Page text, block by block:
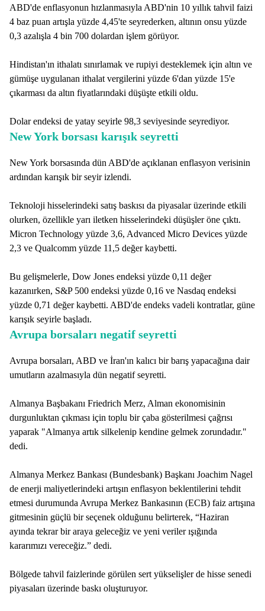
ABD'de enflasyonun hızlanmasıyla ABD'nin 10 yıllık tahvil faizi
4 baz puan artışla yüzde 4,45'te seyrederken, altının onsu yüzde
0,3 azalışla 4 bin 700 dolardan işlem görüyor.
Hindistan'ın ithalatı sınırlamak ve rupiyi desteklemek için altın ve
gümüşe uygulanan ithalat vergilerini yüzde 6'dan yüzde 15'e
çıkarması da altın fiyatlarındaki düşüşte etkili oldu.
Dolar endeksi de yatay seyirle 98,3 seviyesinde seyrediyor.
New York borsası karışık seyretti
New York borsasında dün ABD'de açıklanan enflasyon verisinin
ardından karışık bir seyir izlendi.
Teknoloji hisselerindeki satış baskısı da piyasalar üzerinde etkili
olurken, özellikle yarı iletken hisselerindeki düşüşler öne çıktı.
Micron Technology yüzde 3,6, Advanced Micro Devices yüzde
2,3 ve Qualcomm yüzde 11,5 değer kaybetti.
Bu gelişmelerle, Dow Jones endeksi yüzde 0,11 değer
kazanırken, S&P 500 endeksi yüzde 0,16 ve Nasdaq endeksi
yüzde 0,71 değer kaybetti. ABD'de endeks vadeli kontratlar, güne
karışık seyirle başladı.
Avrupa borsaları negatif seyretti
Avrupa borsaları, ABD ve İran'ın kalıcı bir barış yapacağına dair
umutların azalmasıyla dün negatif seyretti.
Almanya Başbakanı Friedrich Merz, Alman ekonomisinin
durgunluktan çıkması için toplu bir çaba gösterilmesi çağrısı
yaparak "Almanya artık silkelenip kendine gelmek zorundadır."
dedi.
Almanya Merkez Bankası (Bundesbank) Başkanı Joachim Nagel
de enerji maliyetlerindeki artışın enflasyon beklentilerini tehdit
etmesi durumunda Avrupa Merkez Bankasının (ECB) faiz artışına
gitmesinin güçlü bir seçenek olduğunu belirterek, “Haziran
ayında tekrar bir araya geleceğiz ve yeni veriler ışığında
kararımızı vereceğiz.” dedi.
Bölgede tahvil faizlerinde görülen sert yükselişler de hisse senedi
piyasaları üzerinde baskı oluşturuyor.